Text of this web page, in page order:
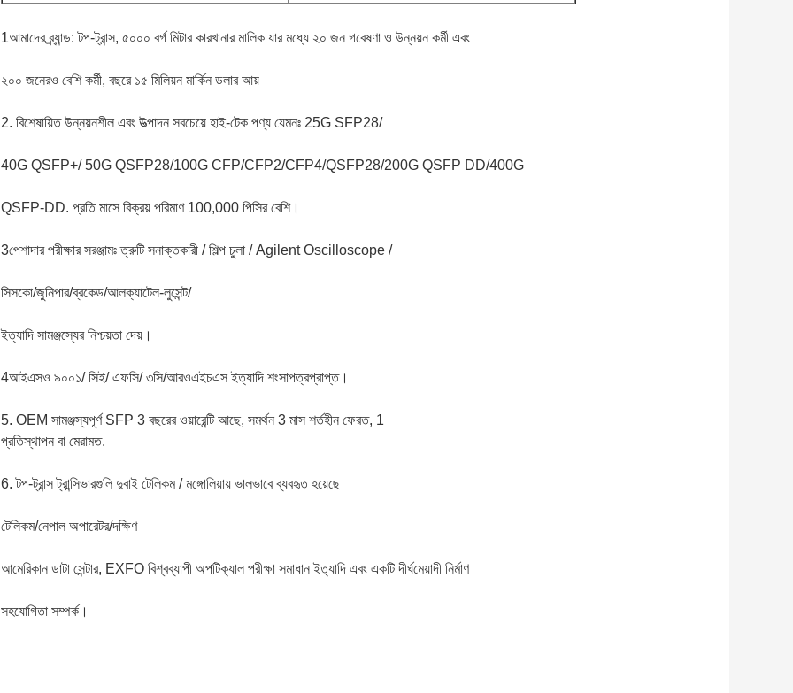
1আমাদের ব্র্যান্ড: টপ-ট্রান্স, ৫০০০ বর্গ মিটার কারখানার মালিক যার মধ্যে ২০ জন গবেষণা ও উন্নয়ন কর্মী এবং
২০০ জনেরও বেশি কর্মী, বছরে ১৫ মিলিয়ন মার্কিন ডলার আয়
2. বিশেষায়িত উন্নয়নশীল এবং উত্পাদন সবচেয়ে হাই-টেক পণ্য যেমনঃ 25G SFP28/
40G QSFP+/ 50G QSFP28/100G CFP/CFP2/CFP4/QSFP28/200G QSFP DD/400G
QSFP-DD. প্রতি মাসে বিক্রয় পরিমাণ 100,000 পিসির বেশি।
3পেশাদার পরীক্ষার সরঞ্জামঃ ত্রুটি সনাক্তকারী / শিল্প চুলা / Agilent Oscilloscope /
সিসকো/জুনিপার/ব্রকেড/আলক্যাটেল-লুসেন্ট/
ইত্যাদি সামঞ্জস্যের নিশ্চয়তা দেয়।
4আইএসও ৯০০১/ সিই/ এফসি/ ৩সি/আরওএইচএস ইত্যাদি শংসাপত্রপ্রাপ্ত।
5. OEM সামঞ্জস্যপূর্ণ SFP 3 বছরের ওয়ারেন্টি আছে, সমর্থন 3 মাস শর্তহীন ফেরত, 1
প্রতিস্থাপন বা মেরামত.
6. টপ-ট্রান্স ট্রান্সিভারগুলি দুবাই টেলিকম / মঙ্গোলিয়ায় ভালভাবে ব্যবহৃত হয়েছে
টেলিকম/নেপাল অপারেটর/দক্ষিণ
আমেরিকান ডাটা সেন্টার, EXFO বিশ্বব্যাপী অপটিক্যাল পরীক্ষা সমাধান ইত্যাদি এবং একটি দীর্ঘমেয়াদী নির্মাণ
সহযোগিতা সম্পর্ক।